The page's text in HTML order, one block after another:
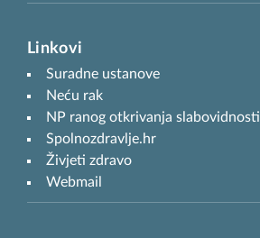
Linkovi
Suradne ustanove
Neću rak
NP ranog otkrivanja slabovidnosti
Spolnozdravlje.hr
Živjeti zdravo
Webmail